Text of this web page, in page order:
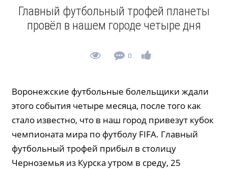
Главный футбольный трофей планеты
провёл в нашем городе четыре дня
0
Воронежские футбольные болельщики ждали
этого события четыре месяца, после того как
стало известно, что в наш город привезут кубок
чемпионата мира по футболу FIFA. Главный
футбольный трофей прибыл в столицу
Черноземья из Курска утром в среду, 25